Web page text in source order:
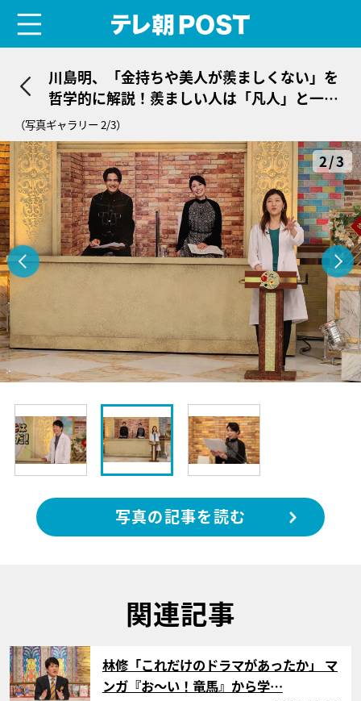
川島明、「金持ちや美人が羨ましくない」を
哲学的に解説！羨ましい人は「凡人」と一刀
両断
（写真ギャラリー 2/3）
2/3
写真の記事を読む
関連記事
サムネイル
林修「これだけのドラマがあったか」 マ
ンガ『お～い！竜馬』から学…